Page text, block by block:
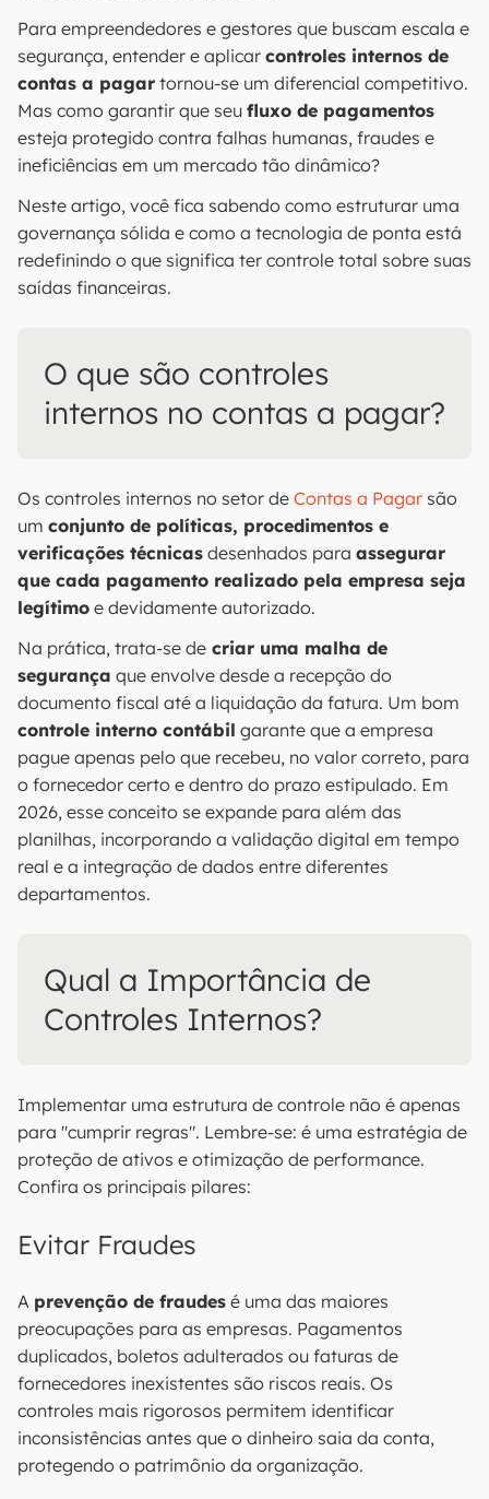
Para empreendedores e gestores que buscam escala e
segurança, entender e aplicar controles internos de
contas a pagar tornou-se um diferencial competitivo.
Mas como garantir que seu fluxo de pagamentos
esteja protegido contra falhas humanas, fraudes e
ineficiências em um mercado tão dinâmico?
Neste artigo, você fica sabendo como estruturar uma
governança sólida e como a tecnologia de ponta está
redefinindo o que significa ter controle total sobre suas
saídas financeiras.
O que são controles
internos no contas a pagar?
Os controles internos no setor de Contas a Pagar são
um conjunto de políticas, procedimentos e
verificações técnicas desenhados para assegurar
que cada pagamento realizado pela empresa seja
legítimo e devidamente autorizado.
Na prática, trata-se de criar uma malha de
segurança que envolve desde a recepção do
documento fiscal até a liquidação da fatura. Um bom
controle interno contábil garante que a empresa
pague apenas pelo que recebeu, no valor correto, para
o fornecedor certo e dentro do prazo estipulado. Em
2026, esse conceito se expande para além das
planilhas, incorporando a validação digital em tempo
real e a integração de dados entre diferentes
departamentos.
Qual a Importância de
Controles Internos?
Implementar uma estrutura de controle não é apenas
para "cumprir regras". Lembre-se: é uma estratégia de
proteção de ativos e otimização de performance.
Confira os principais pilares:
Evitar Fraudes
A prevenção de fraudes é uma das maiores
preocupações para as empresas. Pagamentos
duplicados, boletos adulterados ou faturas de
fornecedores inexistentes são riscos reais. Os
controles mais rigorosos permitem identificar
inconsistências antes que o dinheiro saia da conta,
protegendo o patrimônio da organização.